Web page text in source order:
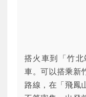
搭火車到「竹
車。可以搭乘新
路線，在「飛鳳